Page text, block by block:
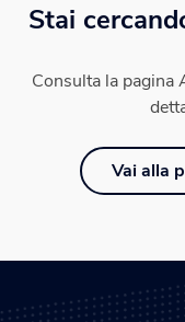
Stai
Consulta la pagina
Vai alla